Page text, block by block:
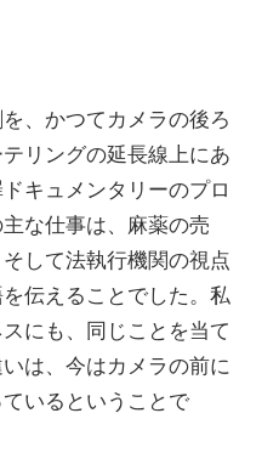
、かつてカメラの後ろ
リングの延長線上にあ
キュメンタリーのプロ
な仕事は、麻薬の売
して法執行機関の視点
伝えることでした。私
にも、同じことを当て
は、今はカメラの前に
いるということで